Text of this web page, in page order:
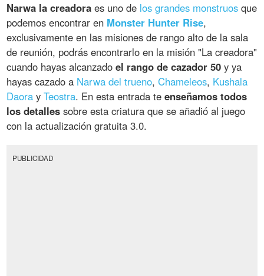
Narwa la creadora es uno de los grandes monstruos que
podemos encontrar en Monster Hunter Rise,
exclusivamente en las misiones de rango alto de la sala
de reunión, podrás encontrarlo en la misión "La creadora"
cuando hayas alcanzadoel rango de cazador 50 y ya
hayas cazado a Narwa del trueno,Chameleos, Kushala
Daora yTeostra. En esta entrada teenseñamos todos
los detalles sobre esta criatura que se añadió al juego
con la actualización gratuita 3.0.
PUBLICIDAD